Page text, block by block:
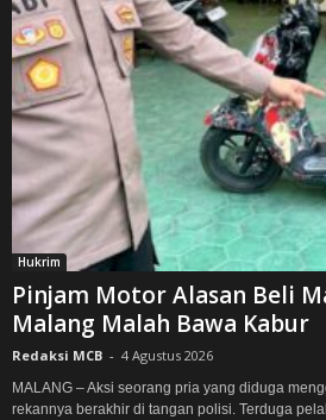
Hukrim
Pinjam Motor Alasan Beli
Malang Malah Bawa Kabur
Redaksi MCB - 4 Agustus 2026
MALANG – Aksi seorang pria yang diduga
rekannya berakhir di tangan polisi. Terduga